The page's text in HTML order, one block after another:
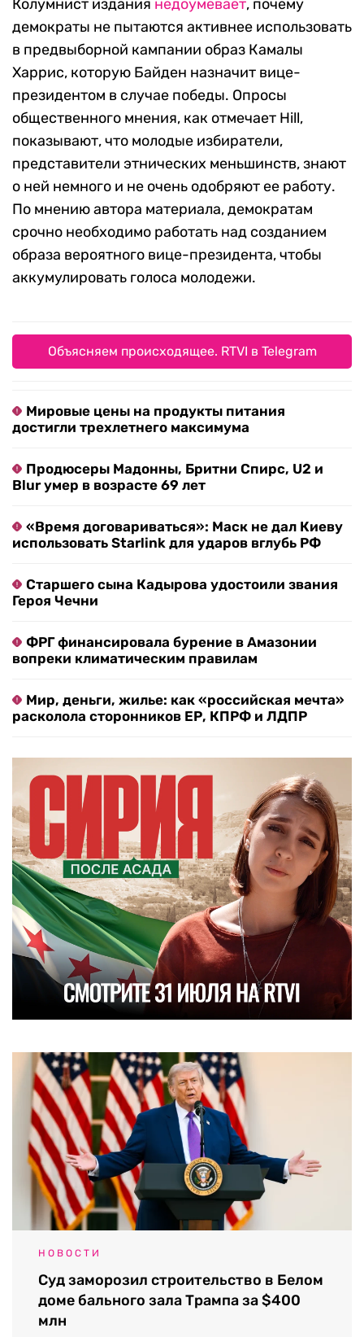
Колумнист издания недоумевает, почему
демократы не пытаются активнее использовать
в предвыборной кампании образ Камалы
Харрис, которую Байден назначит вице-
президентом в случае победы. Опросы
общественного мнения, как отмечает Hill,
показывают, что молодые избиратели,
представители этнических меньшинств, знают
о ней немного и не очень одобряют ее работу.
По мнению автора материала, демократам
срочно необходимо работать над созданием
образа вероятного вице-президента, чтобы
аккумулировать голоса молодежи.
Объясняем происходящее. RTVI в Telegram
Мировые цены на продукты питания
достигли трехлетнего максимума
Продюсеры Мадонны, Бритни Спирс, U2 и
Blur умер в возрасте 69 лет
«Время договариваться»: Маск не дал Киеву
использовать Starlink для ударов вглубь РФ
Старшего сына Кадырова удостоили звания
Героя Чечни
ФРГ финансировала бурение в Амазонии
вопреки климатическим правилам
Мир, деньги, жилье: как «российская мечта»
расколола сторонников ЕР, КПРФ и ЛДПР
НОВОСТИ
Суд заморозил строительство в Белом
доме бального зала Трампа за $400
млн